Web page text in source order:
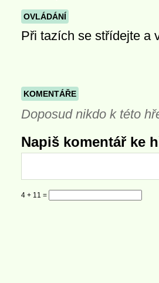
OVLÁDÁNÍ
Při tazích se střídejte a
KOMENTÁŘE
Doposud nikdo k této
Napiš komentář ke
4 + 11 =